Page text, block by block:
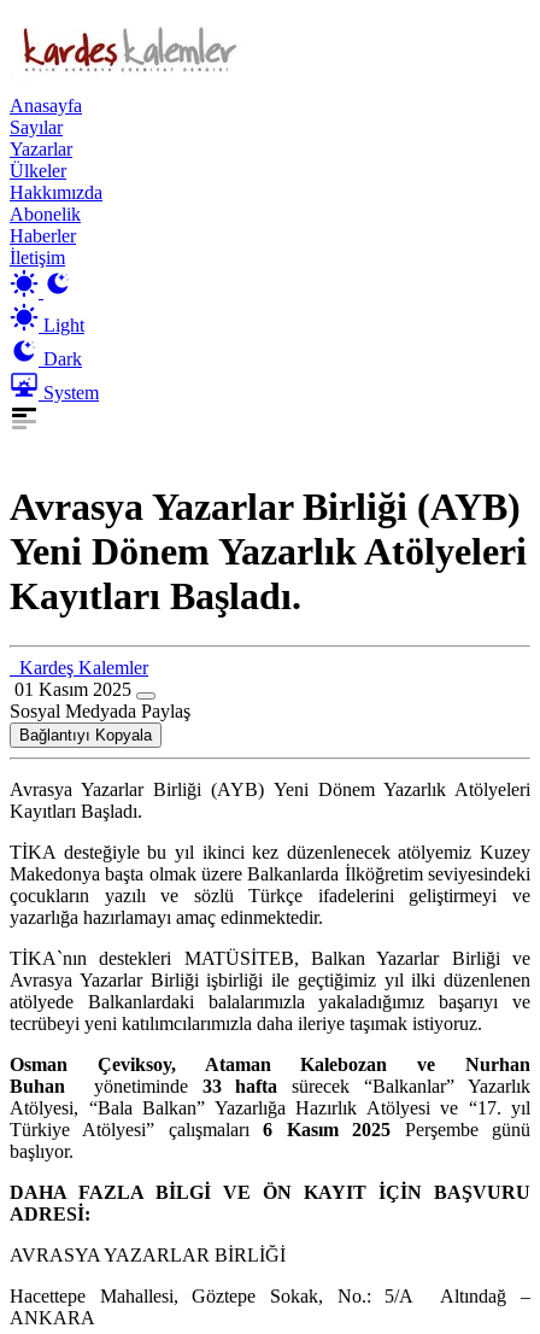
Anasayfa
Sayılar
Yazarlar
Ülkeler
Hakkımızda
Abonelik
Haberler
İletişim
Light
Dark
System
Avrasya Yazarlar Birliği (AYB)
Yeni Dönem Yazarlık Atölyeleri
Kayıtları Başladı.
Kardeş Kalemler
01 Kasım 2025
Sosyal Medyada Paylaş
Bağlantıyı Kopyala
Avrasya Yazarlar Birliği (AYB) Yeni Dönem Yazarlık Atölyeleri
Kayıtları Başladı.
TİKA desteğiyle bu yıl ikinci kez düzenlenecek atölyemiz Kuzey
Makedonya başta olmak üzere Balkanlarda İlköğretim seviyesindeki
çocukların yazılı ve sözlü Türkçe ifadelerini geliştirmeyi ve
yazarlığa hazırlamayı amaç edinmektedir.
TİKA`nın destekleri MATÜSİTEB, Balkan Yazarlar Birliği ve
Avrasya Yazarlar Birliği işbirliği ile geçtiğimiz yıl ilki düzenlenen
atölyede Balkanlardaki balalarımızla yakaladığımız başarıyı ve
tecrübeyi yeni katılımcılarımızla daha ileriye taşımak istiyoruz.
Osman Çeviksoy, Ataman Kalebozan ve Nurhan
Buhan
yönetiminde 33 haftasürecek “Balkanlar” Yazarlık
Atölyesi, “Bala Balkan” Yazarlığa Hazırlık Atölyesi ve “17. yıl
Türkiye Atölyesi” çalışmaları6 Kasım 2025 Perşembe günü
başlıyor.
DAHA FAZLA BİLGİ VE ÖN KAYIT İÇİN BAŞVURU
ADRESİ:
AVRASYA YAZARLAR BİRLİĞİ
Hacettepe Mahallesi, Göztepe Sokak, No.: 5/A Altındağ –
ANKARA